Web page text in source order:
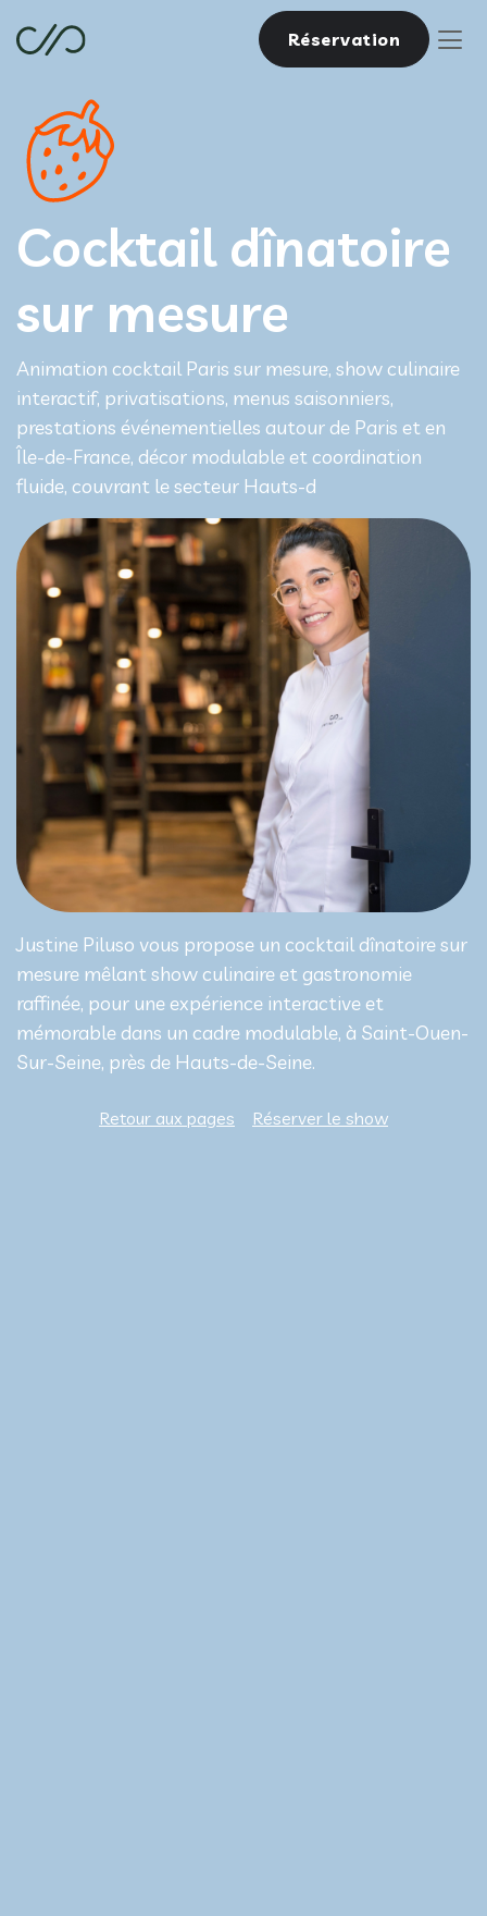
Réservation
Cocktail dînatoire
sur mesure
Animation cocktail Paris sur mesure, show culinaire
interactif, privatisations, menus saisonniers,
prestations événementielles autour de Paris et en
Île-de-France, décor modulable et coordination
fluide, couvrant le secteur Hauts-d
Justine Piluso vous propose un cocktail dînatoire sur
mesure mêlant show culinaire et gastronomie
raffinée, pour une expérience interactive et
mémorable dans un cadre modulable, à Saint-Ouen-
Sur-Seine, près de Hauts-de-Seine.
Retour aux pages Réserver le show